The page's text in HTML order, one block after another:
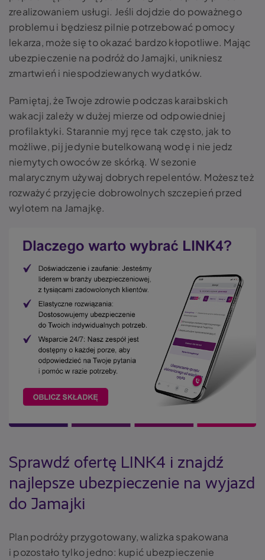
zrealizowaniem usługi. Jeśli dojdzie do poważnego
problemu i będziesz pilnie potrzebować pomocy
lekarza, może się to okazać bardzo kłopotliwe. Mając
ubezpieczenie na podróż do Jamajki, unikniesz
zmartwień i niespodziewanych wydatków.
Pamiętaj, że Twoje zdrowie podczas karaibskich
wakacji zależy w dużej mierze od odpowiedniej
profilaktyki. Starannie myj ręce tak często, jak to
możliwe, pij jedynie butelkowaną wodę i nie jedz
niemytych owoców ze skórką. W sezonie
malarycznym używaj dobrych repelentów. Możesz też
rozważyć przyjęcie dobrowolnych szczepień przed
wylotem na Jamajkę.
Sprawdź ofertę LINK4 i znajdź
najlepsze ubezpieczenie na wyjazd
do Jamajki
Plan podróży przygotowany, walizka spakowana
i pozostało tylko jedno: kupić ubezpieczenie